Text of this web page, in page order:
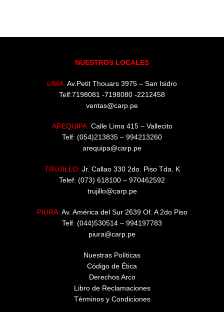
NUESTROS LOCALES
LIMA: Av.Petit Thouars 3975 – San Isidro
Telf:7198081 -7198080 -2212458
ventas@carp.pe
AREQUIPA: Calle Lima 415 – Vallecito
Telf: (054)213835 – 994213260
arequipa@carp.pe
TRUJILLO: Jr. Callao 330 2do. Piso Tda. K
Telef: (073) 618100 – 970462592
trujillo@carp.pe
PIURA: Av. América del Sur 2639 Of. A 2do Piso
Telf: (044)530514 – 994197783
piura@carp.pe
Nuestras Políticas
Código de Ética
Derechos Arco
Libro de Reclamaciones
Términos y Condiciones